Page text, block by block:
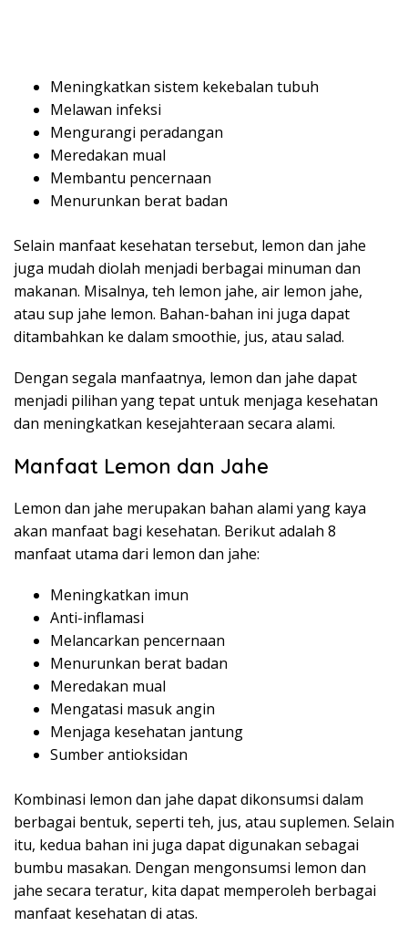
Meningkatkan sistem kekebalan tubuh
Melawan infeksi
Mengurangi peradangan
Meredakan mual
Membantu pencernaan
Menurunkan berat badan
Selain manfaat kesehatan tersebut, lemon dan jahe
juga mudah diolah menjadi berbagai minuman dan
makanan. Misalnya, teh lemon jahe, air lemon jahe,
atau sup jahe lemon. Bahan-bahan ini juga dapat
ditambahkan ke dalam smoothie, jus, atau salad.
Dengan segala manfaatnya, lemon dan jahe dapat
menjadi pilihan yang tepat untuk menjaga kesehatan
dan meningkatkan kesejahteraan secara alami.
Manfaat Lemon dan Jahe
Lemon dan jahe merupakan bahan alami yang kaya
akan manfaat bagi kesehatan. Berikut adalah 8
manfaat utama dari lemon dan jahe:
Meningkatkan imun
Anti-inflamasi
Melancarkan pencernaan
Menurunkan berat badan
Meredakan mual
Mengatasi masuk angin
Menjaga kesehatan jantung
Sumber antioksidan
Kombinasi lemon dan jahe dapat dikonsumsi dalam
berbagai bentuk, seperti teh, jus, atau suplemen. Selain
itu, kedua bahan ini juga dapat digunakan sebagai
bumbu masakan. Dengan mengonsumsi lemon dan
jahe secara teratur, kita dapat memperoleh berbagai
manfaat kesehatan di atas.